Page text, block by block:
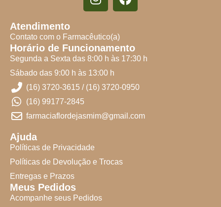
Atendimento
Contato com o Farmacêutico(a)
Horário de Funcionamento
Segunda a Sexta das 8:00 h às 17:30 h
Sábado das 9:00 h às 13:00 h
(16) 3720-3615 / (16) 3720-0950
(16) 99177-2845
farmaciaflordejasmim@gmail.com
Ajuda
Políticas de Privacidade
Políticas de Devolução e Trocas
Entregas e Prazos
Meus Pedidos
Acompanhe seus Pedidos